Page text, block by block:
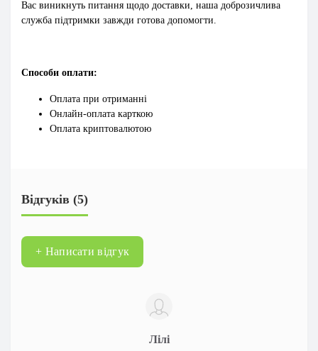
Вас виникнуть питання щодо доставки, наша доброзичлива
служба підтримки завжди готова допомогти.
Способи оплати:
Оплата при отриманні
Онлайн-оплата карткою
Оплата криптовалютою
Відгуків (5)
+ Написати відгук
Лілі